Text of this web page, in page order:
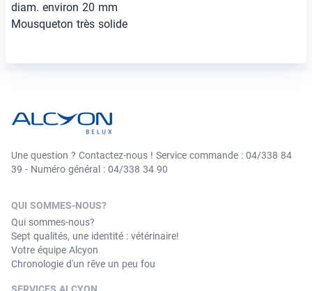
diam. environ 20 mm
Mousqueton très solide
Une question ? Contactez-nous ! Service commande : 04/338 84
39 - Numéro général : 04/338 34 90
QUI SOMMES-NOUS?
Qui sommes-nous?
Sept qualités, une identité : vétérinaire!
Votre équipe Alcyon
Chronologie d'un rêve un peu fou